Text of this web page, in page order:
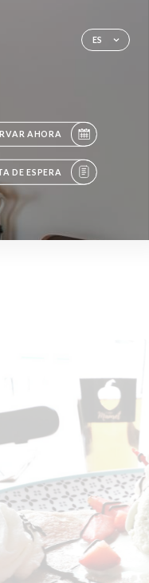
ES
AHORA
DE ESPERA